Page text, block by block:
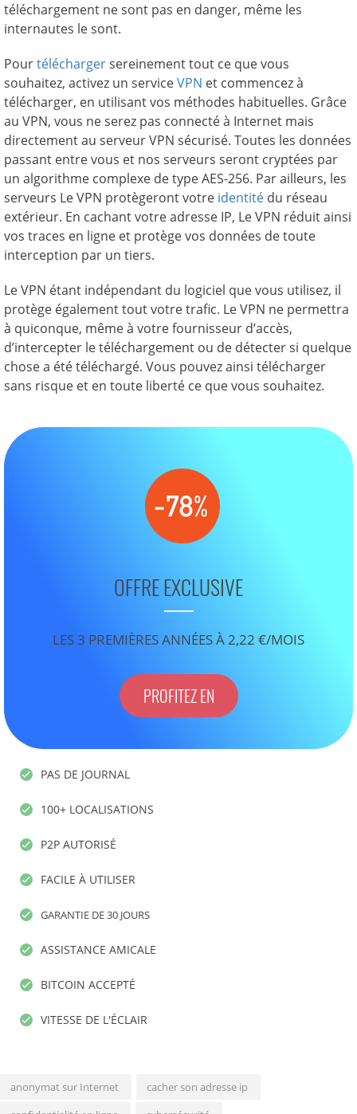
téléchargement ne sont pas en danger, même les
internautes le sont.
Pourtéléchargersereinement tout ce que vous
souhaitez, activez un serviceVPN et commencez à
télécharger, en utilisant vos méthodes habituelles. Grâce
au VPN, vous ne serez pas connecté à Internet mais
directement au serveur VPN sécurisé. Toutes les données
passant entre vous et nos serveurs seront cryptées par
un algorithme complexe de type AES-256. Par ailleurs, les
serveurs Le VPN protègeront votre identité du réseau
extérieur. En cachant votre adresse IP, Le VPN réduit ainsi
vos traces en ligne et protège vos données de toute
interception par un tiers.
Le VPN étant indépendant du logiciel que vous utilisez, il
protège également tout votre trafic. Le VPN ne permettra
à quiconque, même à votre fournisseur d’accès,
d’intercepter le téléchargement ou de détecter si quelque
chose a été téléchargé. Vous pouvez ainsi télécharger
sans risque et en toute liberté ce que vous souhaitez.
OFFRE EXCLUSIVE
LES 3 PREMIÈRES ANNÉES À 2,22 €/MOIS
PROFITEZ EN
PAS DE JOURNAL
100+ LOCALISATIONS
P2P AUTORISÉ
FACILE À UTILISER
GARANTIE DE 30 JOURS
ASSISTANCE AMICALE
BITCOIN ACCEPTÉ
VITESSE DE L'ÉCLAIR
anonymat sur Internet
cacher son adresse ip